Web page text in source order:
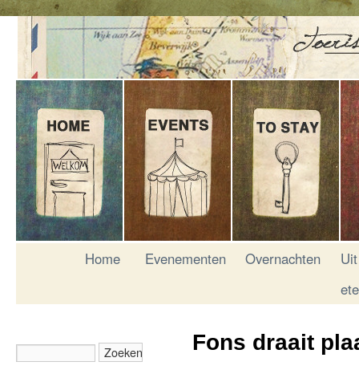
Home Evenementen Overnachten
Uit
Fons draait